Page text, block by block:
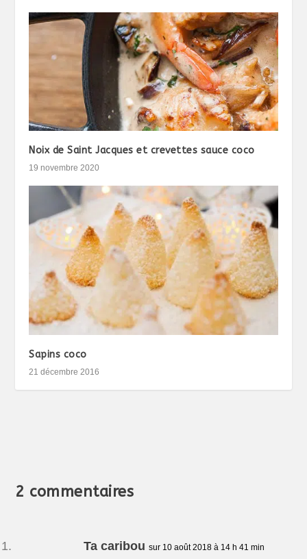
Noix de Saint Jacques et crevettes sauce coco
19 novembre 2020
Sapins coco
21 décembre 2016
2 commentaires
Ta caribou sur 10 août 2018 à 14 h 41 min